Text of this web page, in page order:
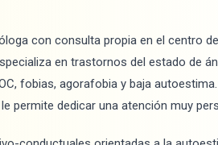
con consulta propia en el centro
en trastornos del estado de
fobias, agorafobia y baja
permite dedicar una atención muy